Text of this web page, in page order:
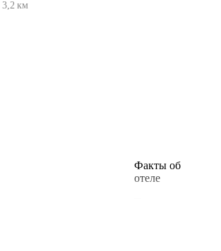
3,2 км
Факты об
отеле